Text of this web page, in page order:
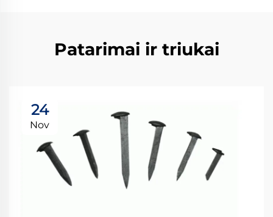
Patarimai ir triukai
24
Nov